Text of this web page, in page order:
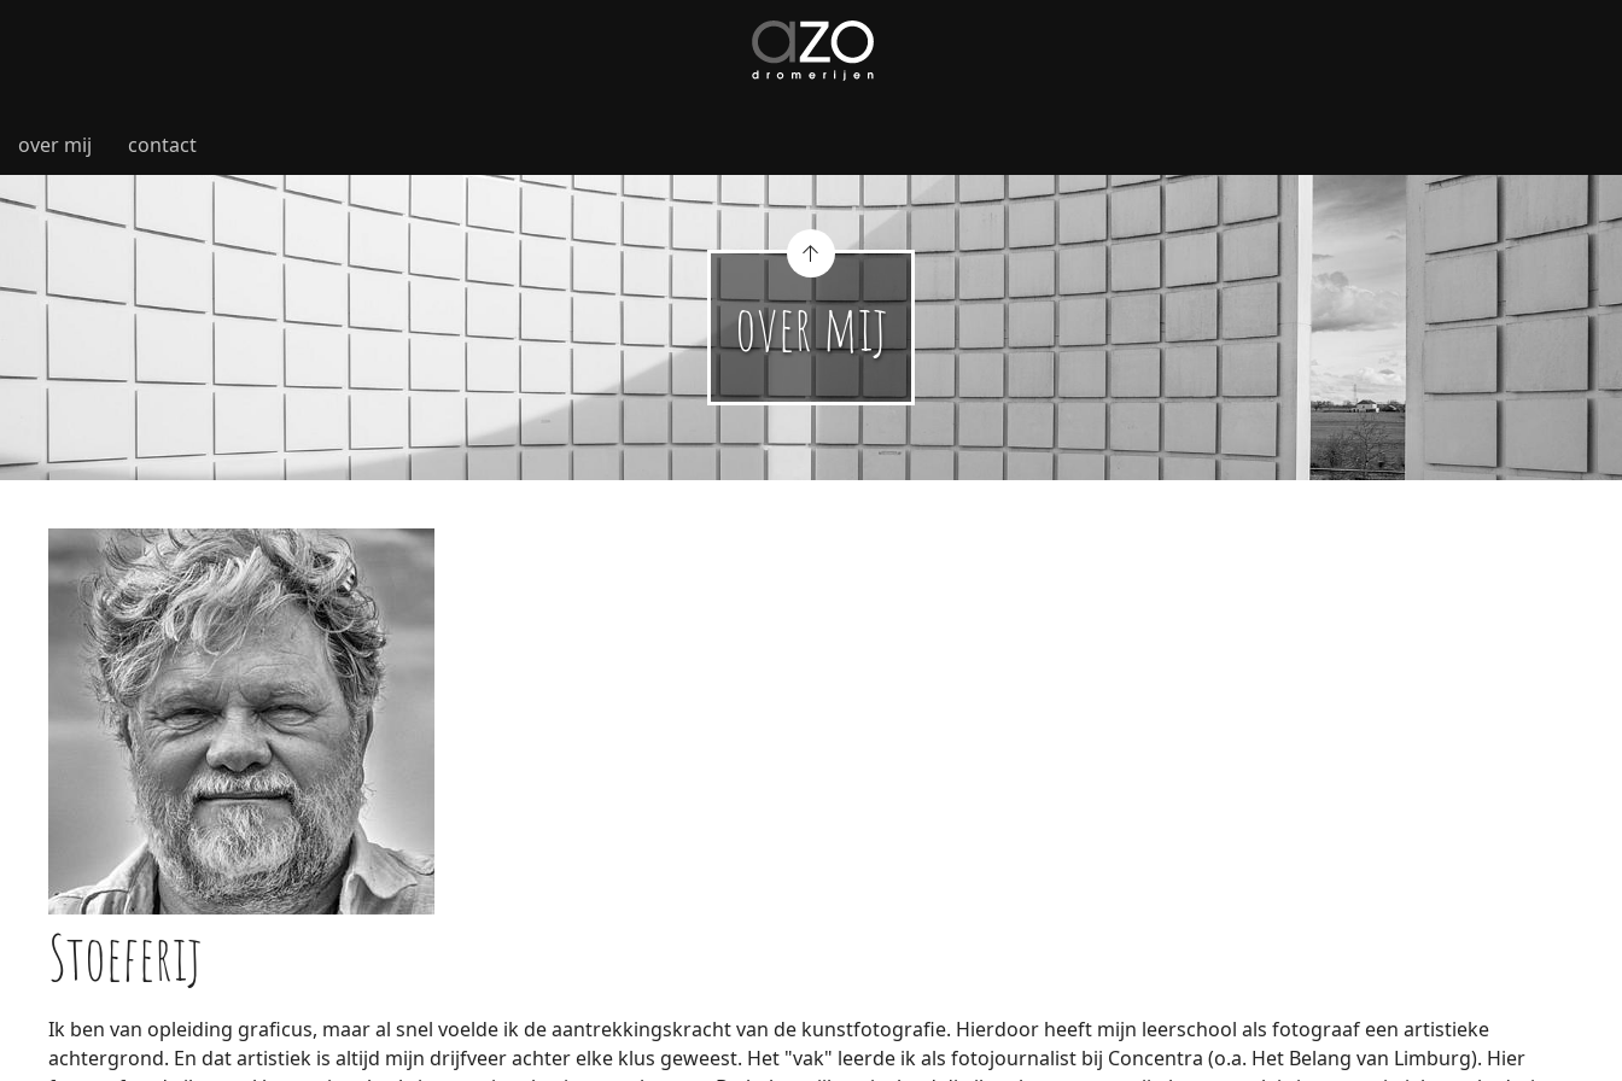
over mij contact
over mij
Stoeferij
Ik ben van opleiding graficus, maar al snel voelde ik de aantrekkingskracht van de kunstfotografie. Hierdoor heeft mijn leerschool als fotograaf een artistieke
achtergrond. En dat artistiek is altijd mijn drijfveer achter elke klus geweest. Het "vak" leerde ik als fotojournalist bij Concentra (o.a. Het Belang van Limburg). Hier